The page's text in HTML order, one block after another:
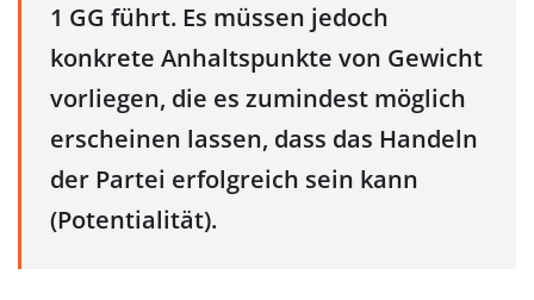
1 GG führt. Es müssen jedoch
konkrete Anhaltspunkte von Gewicht
vorliegen, die es zumindest möglich
erscheinen lassen, dass das Handeln
der Partei erfolgreich sein kann
(Potentialität).